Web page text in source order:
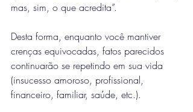
mas, sim, o que acredita”.
Desta forma, enquanto você mantiver
crenças equivocadas, fatos parecidos
continuarão se repetindo em sua vida
(insucesso amoroso, profissional,
financeiro, familiar, saúde, etc.).